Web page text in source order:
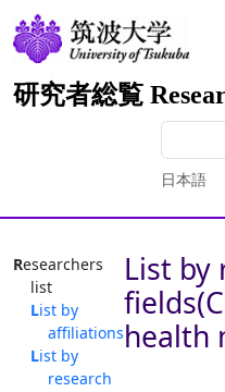
研究者総覧
日本語
Researchers
list
List by
affiliations
List by
research
List by
health